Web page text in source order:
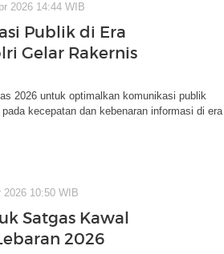
2026 14:44 WIB
Publik di Era
Gelar Rakernis
2026 untuk optimalkan komunikasi publik
kecepatan dan kebenaran informasi di era
2026 10:50 WIB
Satgas Kawal
2026